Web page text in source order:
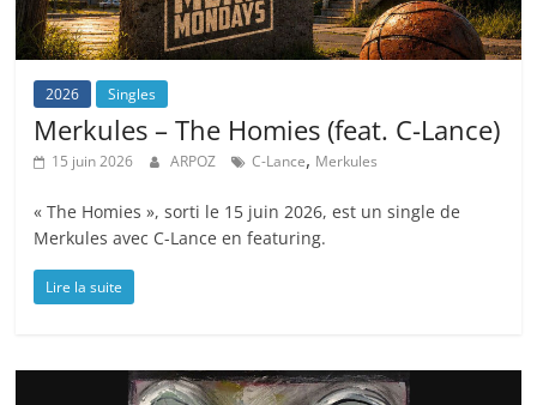
2026 Singles
Merkules – The Homies (feat. C-Lance)
15 juin 2026 ARPOZ C-Lance, Merkules
« The Homies », sorti le 15 juin 2026, est un single de
Merkules avec C-Lance en featuring.
Lire la suite